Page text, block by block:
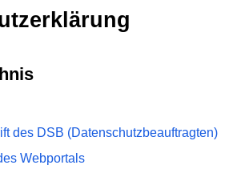
des DSB (Datenschutzbeauftragten)
Webportals